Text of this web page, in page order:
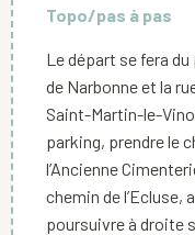
Topo/pas à pas
Le départ se fera du
de Narbonne et la
Saint-Martin-le-
parking, prendre le
l’Ancienne
chemin de l’Ecluse,
poursuivre à droite